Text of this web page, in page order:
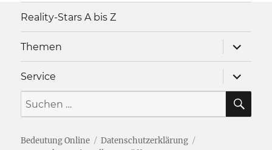
Reality-Stars A bis Z
Themen
anzeigen
Service
anzeigen
Suche
nach:
Bedeutung Online
Datenschutzerklärung